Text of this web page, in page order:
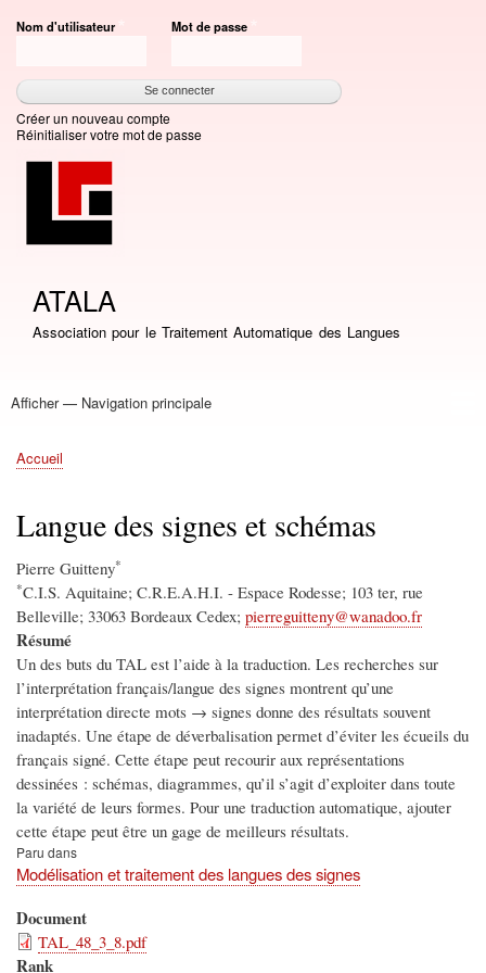
au
principal
Nom d'utilisateur Mot de passe
Créer un nouveau compte
Réinitialiser votre mot de passe
ATALA
Association pour le Traitement Automatique des Langues
Navigation
Afficher — Navigation principale
Accueil
Association
Bourses
Adhésion
Revue TAL
Liste LN
Conférence TALN
Conférences
Prix de thèse
Prix TALN-RECITAL
Annuaires
Journées
Offres d'emploi
Fil
Accueil
Langue des signes et schémas
Pierre Guitteny*
*C.I.S. Aquitaine; C.R.E.A.H.I. - Espace Rodesse; 103 ter, rue
Belleville; 33063 Bordeaux Cedex; pierreguitteny@wanadoo.fr
Résumé
Un des buts du TAL est l’aide à la traduction. Les recherches sur
l’interprétation français/langue des signes montrent qu’une
interprétation directe mots → signes donne des résultats souvent
inadaptés. Une étape de déverbalisation permet d’éviter les écueils du
français signé. Cette étape peut recourir aux représentations
dessinées : schémas, diagrammes, qu’il s’agit d’exploiter dans toute
la variété de leurs formes. Pour une traduction automatique, ajouter
cette étape peut être un gage de meilleurs résultats.
Paru dans
Modélisation et traitement des langues des signes
Document
TAL_48_3_8.pdf
Rank